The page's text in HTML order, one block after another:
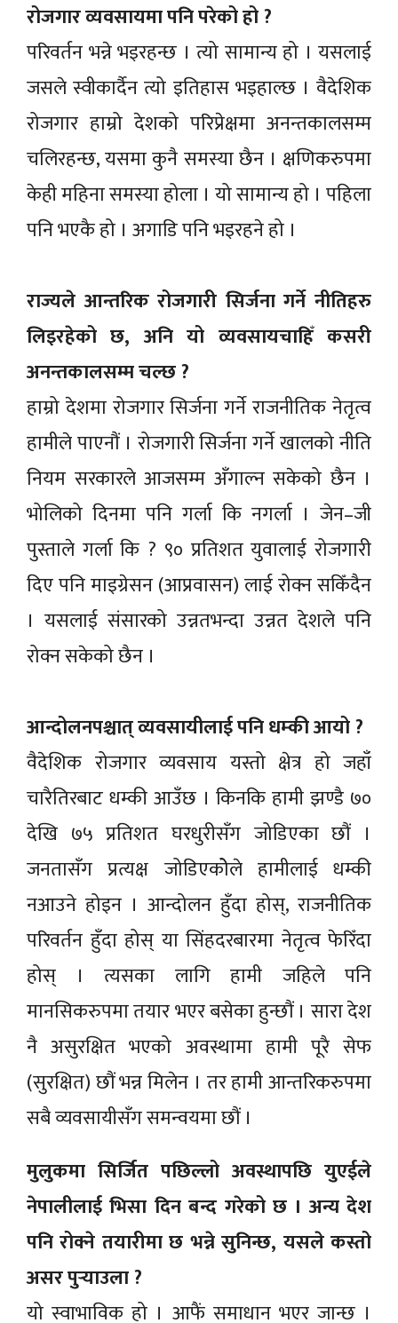
रोजगार व्यवसायमा पनि परेको हो ?
परिवर्तन भन्ने भइरहन्छ । त्यो सामान्य हो । यसलाई
जसले स्वीकार्दैन त्यो इतिहास भइहाल्छ । वैदेशिक
रोजगार हाम्रो देशको परिप्रेक्षमा अनन्तकालसम्म
चलिरहन्छ, यसमा कुनै समस्या छैन । क्षणिकरुपमा
केही महिना समस्या होला । यो सामान्य हो । पहिला
पनि भएकै हो । अगाडि पनि भइरहने हो ।
राज्यले आन्तरिक रोजगारी सिर्जना गर्ने नीतिहरु
लिइरहेको छ, अनि यो व्यवसायचाहिँ कसरी
अनन्तकालसम्म चल्छ ?
हाम्रो देशमा रोजगार सिर्जना गर्ने राजनीतिक नेतृत्व
हामीले पाएनौं । रोजगारी सिर्जना गर्ने खालको नीति
नियम सरकारले आजसम्म अँगाल्न सकेको छैन ।
भोलिको दिनमा पनि गर्ला कि नगर्ला । जेन–जी
पुस्ताले गर्ला कि ? ९० प्रतिशत युवालाई रोजगारी
दिए पनि माइग्रेसन (आप्रवासन) लाई रोक्न सकिँदैन
। यसलाई संसारको उन्नतभन्दा उन्नत देशले पनि
रोक्न सकेको छैन ।
आन्दोलनपश्चात् व्यवसायीलाई पनि धम्की आयो ?
वैदेशिक रोजगार व्यवसाय यस्तो क्षेत्र हो जहाँ
चारैतिरबाट धम्की आउँछ । किनकि हामी झण्डै ७०
देखि ७५ प्रतिशत घरधुरीसँग जोडिएका छौं ।
जनतासँग प्रत्यक्ष जोडिएकोेले हामीलाई धम्की
नआउने होइन । आन्दोलन हुँदा होस्, राजनीतिक
परिवर्तन हुँदा होस् या सिंहदरबारमा नेतृत्व फेरिँदा
होस् । त्यसका लागि हामी जहिले पनि
मानसिकरुपमा तयार भएर बसेका हुन्छौं । सारा देश
नै असुरक्षित भएको अवस्थामा हामी पूरै सेफ
(सुरक्षित) छौं भन्न मिलेन । तर हामी आन्तरिकरुपमा
सबै व्यवसायीसँग समन्वयमा छौं ।
मुलुकमा सिर्जित पछिल्लो अवस्थापछि युएईले
नेपालीलाई भिसा दिन बन्द गरेको छ । अन्य देश
पनि रोक्ने तयारीमा छ भन्ने सुनिन्छ, यसले कस्तो
असर पुर्‍याउला ?
यो स्वाभाविक हो । आफैं समाधान भएर जान्छ ।